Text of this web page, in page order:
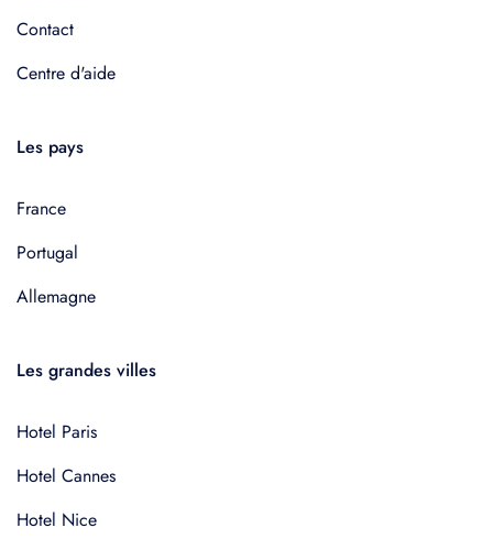
Contact
Centre d'aide
Les pays
France
Portugal
Allemagne
Les grandes villes
Hotel Paris
Hotel Cannes
Hotel Nice